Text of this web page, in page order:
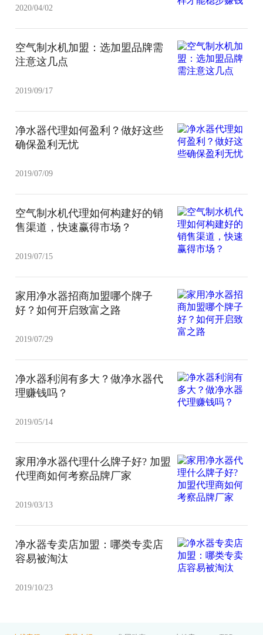
2020/04/02
空气制水机加盟：选加盟品牌需
注意这几点
2019/09/17
净水器代理如何盈利？做好这些
确保盈利无忧
2019/07/09
空气制水机代理如何构建好的销
售渠道，快速赢得市场？
2019/07/15
家用净水器招商加盟哪个牌子
好？如何开启致富之路
2019/07/29
净水器利润有多大？做净水器代
理赚钱吗？
2019/05/14
家用净水器代理什么牌子好? 加盟
代理商如何考察品牌厂家
2019/03/13
净水器专卖店加盟：哪类专卖店
容易被淘汰
2019/10/23